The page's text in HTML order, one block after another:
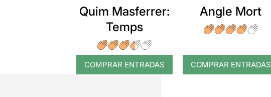
Quim Masferrer:
Temps
COMPRAR ENTRADAS
Angle Mort
COMPRAR ENTRADAS